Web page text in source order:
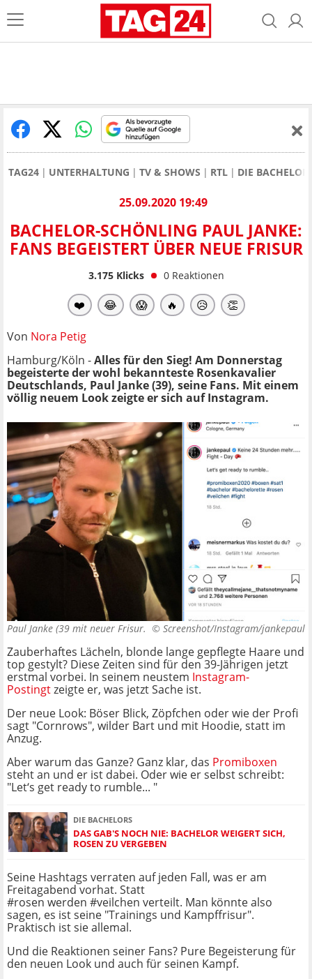
TAG24 UNTERHALTUNG TV & SHOWS RTL DIE
25.09.2020 19:49
BACHELOR-SCHÖNLING PAUL JANKE:
FANS BEGEISTERT ÜBER NEUE FRISUR
3.175Klicks 0 Reaktionen
❤️ 😂 😱 🔥 😥 👏
Von Nora Petig
Hamburg/Köln -Alles für den Sieg! Am Donnerstag
begeisterte der wohl bekannteste Rosenkavalier
Deutschlands, Paul Janke (39), seine Fans. Mit einem
völlig neuem Look zeigte er sich auf Instagram.
Paul Janke (39 mit neuer Frisur. © Screenshot/Instagram/jankepaul
Zauberhaftes Lächeln, blonde lange gepflegte Haare und
top gestylt? Diese Zeiten sind für den 39-Jährigen jetzt
erstmal vorbei. In seinem neustem Instagram-
Postingtzeigte er, was jetzt Sache ist.
Der neue Look: Böser Blick, Zöpfchen oder wie der Profi
sagt "Cornrows", wilder Bart und mit Hoodie, statt im
Anzug.
Aber warum das Ganze? Ganz klar, das Promiboxen
steht an und er ist dabei. Oder wie er selbst schreibt:
"Let‘s get ready to rumble... "
DIE BACHELORS
DAS GAB'S NOCH NIE: BACHELOR WEIGERT SICH,
ROSEN ZU VERGEBEN
Seine Hashtags verraten auf jeden Fall, was er am
Freitagabend vorhat. Statt
#rosen werden #veilchen verteilt. Man könnte also
sagen, es ist seine "Trainings und Kampffrisur".
Praktisch ist sie allemal.
Und die Reaktionen seiner Fans? Pure Begeisterung für
den neuen Look und auch für seinen Kampf.